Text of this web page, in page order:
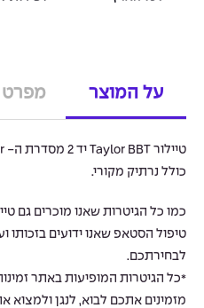
על המוצר מפרט
כולל נרתיק מקורי.
טיפול הסטאפ שאנו ידועים בזכותו
לבחירתכם.
*כל הגיטרות המופיעות באתר
מזמינים אתכם לבוא, לנגן ולמצוא